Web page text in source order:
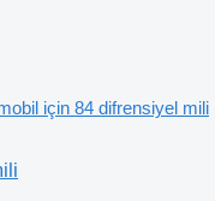
için 84 difrensiyel mili